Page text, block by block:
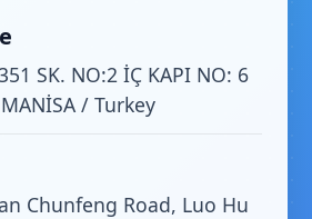
SK. NO:2 İÇ KAPI NO: 6
/ Turkey
Chunfeng Road, Luo Hu